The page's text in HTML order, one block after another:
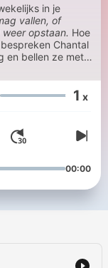
in je
vallen, of
opstaan. Hoe
Chantal
en bellen ze met
Viel Spaß!
Volume 1 x
00:00